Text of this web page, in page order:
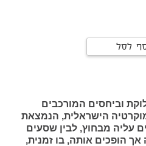
לסל
וביחסים המורכבים
הישראלית, הנמצאת
עליה מבחוץ, לבין שסעים
הופכים אותה, בו זמנית,